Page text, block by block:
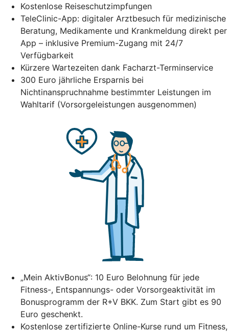
Kostenlose Reiseschutzimpfungen
TeleClinic-App: digitaler Arztbesuch für medizinische
Beratung, Medikamente und Krankmeldung direkt per
App – inklusive Premium-Zugang mit 24/7
Verfügbarkeit
Kürzere Wartezeiten dank Facharzt-Terminservice
300 Euro jährliche Ersparnis bei
Nichtinanspruchnahme bestimmter Leistungen im
Wahltarif (Vorsorgeleistungen ausgenommen)
„Mein AktivBonus“: 10 Euro Belohnung für jede
Fitness-, Entspannungs- oder Vorsorgeaktivität im
Bonusprogramm der R+V BKK. Zum Start gibt es 90
Euro geschenkt.
Kostenlose zertifizierte Online-Kurse rund um Fitness,